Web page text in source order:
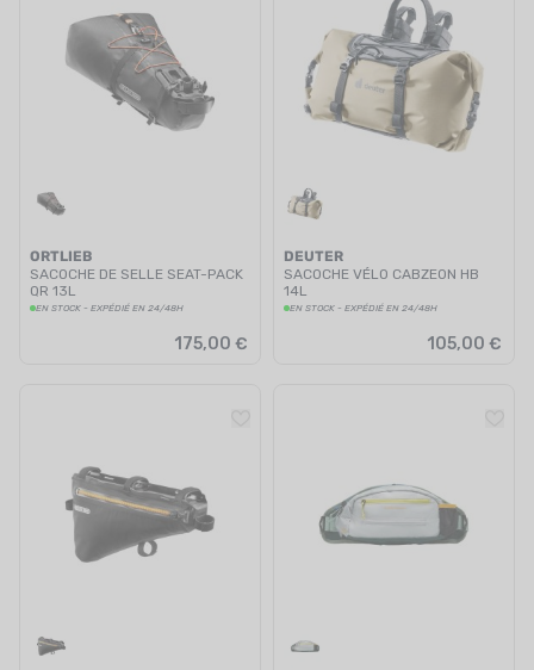
ORTLIEB
SACOCHE DE SELLE SEAT-PACK
QR 13L
EN STOCK - EXPÉDIÉ EN 24/48H
175,00 €
DEUTER
SACOCHE VÉLO CABZEON HB
14L
EN STOCK - EXPÉDIÉ EN 24/48H
105,00 €